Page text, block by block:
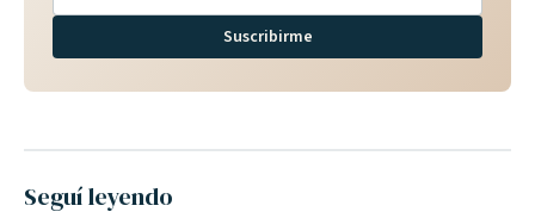
Suscribirme
Seguí leyendo